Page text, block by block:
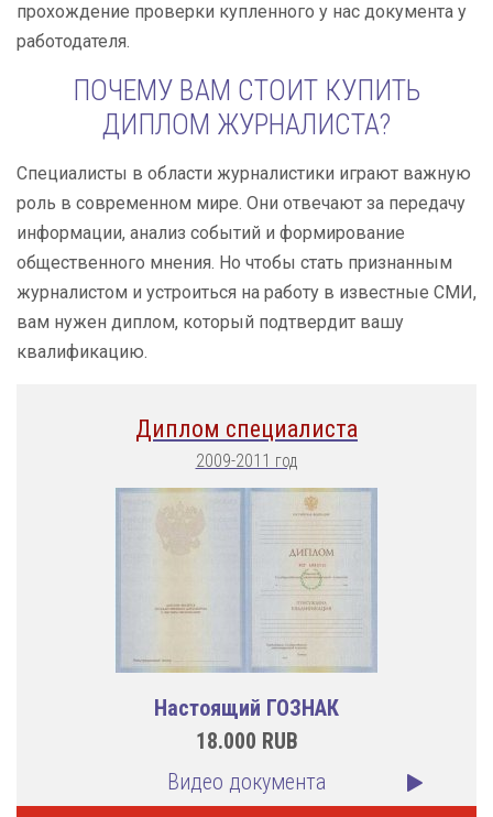
прохождение проверки купленного у нас документа у
работодателя.
ПОЧЕМУ ВАМ СТОИТ КУПИТЬ
ДИПЛОМ ЖУРНАЛИСТА?
Специалисты в области журналистики играют важную
роль в современном мире. Они отвечают за передачу
информации, анализ событий и формирование
общественного мнения. Но чтобы стать признанным
журналистом и устроиться на работу в известные СМИ,
вам нужен диплом, который подтвердит вашу
квалификацию.
Диплом специалиста
2009-2011 год
Настоящий ГОЗНАК
18.000 RUB
Видео документа